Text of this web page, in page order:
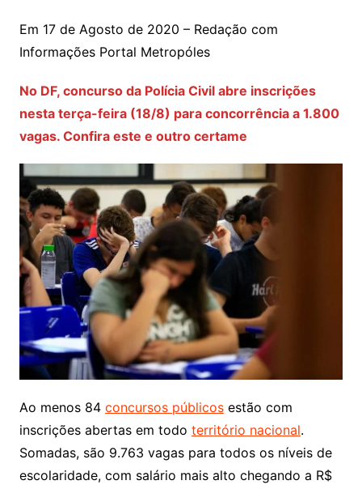
Em 17 de Agosto de 2020 – Redação com
Informações Portal Metropóles
No DF, concurso da Polícia Civil abre inscrições
nesta terça-feira (18/8) para concorrência a 1.800
vagas. Confira este e outro certame
Ao menos 84 concursos públicosestão com
inscrições abertas em todo território nacional.
Somadas, são 9.763 vagas para todos os níveis de
escolaridade, com salário mais alto chegando a R$